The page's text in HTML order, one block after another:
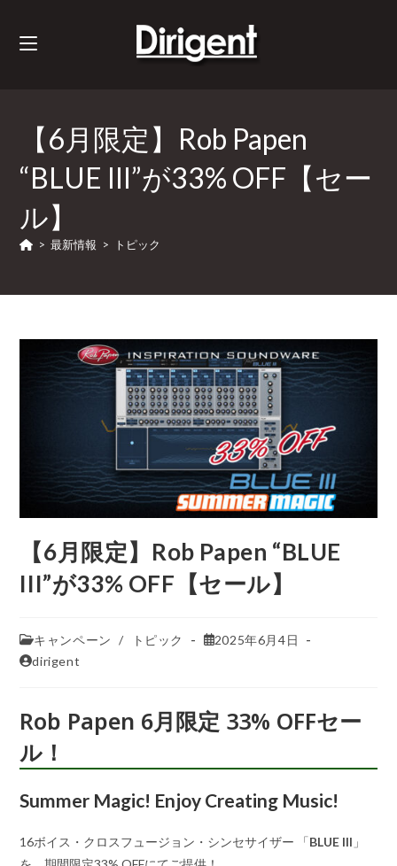
【6月限定】Rob Papen
“BLUE III”が33% OFF【セー
ル】
> 最新情報 > トピック
【6月限定】Rob Papen “BLUE
III”が33% OFF【セール】
キャンペーン / トピック
2025年6月4日
dirigent
Rob Papen 6月限定 33% OFFセー
ル！
Summer Magic! Enjoy Creating Music!
16ボイス・クロスフュージョン・シンセサイザー 「BLUE III 」